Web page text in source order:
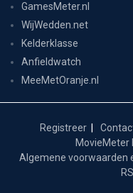
GamesMeter.nl
WijWedden.net
Kelderklasse
Anfieldwatch
MeeMetOranje.nl
Registreer
MovieMeter
Algemene voorwaarden